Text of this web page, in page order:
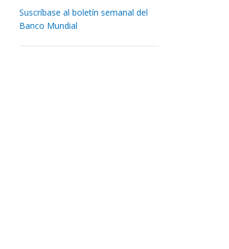
Suscríbase al boletín semanal del
Banco Mundial